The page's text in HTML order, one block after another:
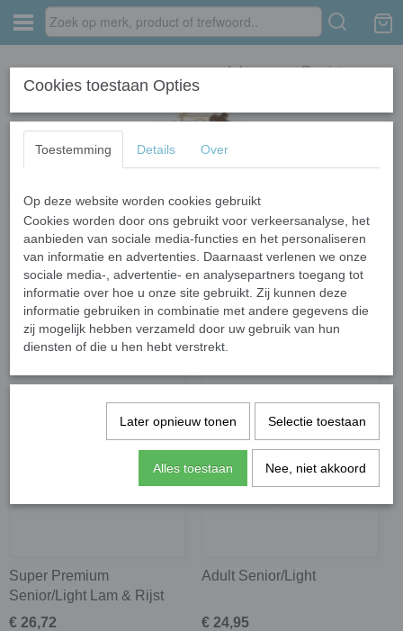
Inloggen Registreren
Home › Hondenvoeding › Senior
Sorteer op:
Super Premium
Senior/Light Lam & Rijst
€ 26,72
Adult Senior/Light
€ 24,95
Cookies toestaan Opties
Toestemming Details Over
Op deze website worden cookies gebruikt
Cookies worden door ons gebruikt voor verkeersanalyse, het
aanbieden van sociale media-functies en het personaliseren
van informatie en advertenties. Daarnaast verlenen we onze
sociale media-, advertentie- en analysepartners toegang tot
informatie over hoe u onze site gebruikt. Zij kunnen deze
informatie gebruiken in combinatie met andere gegevens die
zij mogelijk hebben verzameld door uw gebruik van hun
diensten of die u hen hebt verstrekt.
Later opnieuw tonen Selectie toestaan
Alles toestaan Nee, niet akkoord